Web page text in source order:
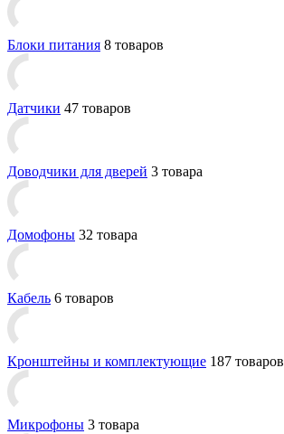
Блоки питания 8 товаров
Датчики 47 товаров
Доводчики для дверей 3 товара
Домофоны 32 товара
Кабель 6 товаров
Кронштейны и комплектующие 187 товаров
Микрофоны 3 товара